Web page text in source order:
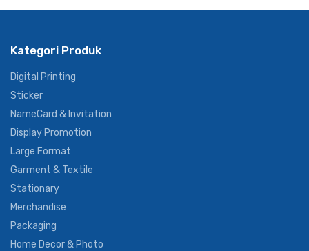
Kategori Produk
Digital Printing
Sticker
NameCard & Invitation
Display Promotion
Large Format
Garment & Textile
Stationary
Merchandise
Packaging
Home Decor & Photo